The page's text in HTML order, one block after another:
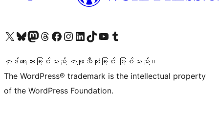
ကျွန်ုပ်တို့၏ X (ယခင် Twitter) အကောင့်သို့ သွားရောက်ကြည့်ရှုပါကျွန်ုပ်တို့၏ Bluesky အကောင့်သို့ ဝင်ရောက်ကြည့်ရှုရန်
ကျွန်ုပ်တို့၏ Mastodon အကောင့်သို့ သွားရောက်ကြည့်ရှုပါကျွန်ုပ်တို့၏ Threads အကောင့်သို့ ဝင်ရောက်ကြည့်ရှုရန်
ကျွန်ုပ်တို့၏ Facebook စာမျက်နှာသို့ သွားရောက်ကြည့်ရှုပါကျွန်ုပ်တို့၏ Instagram အကောင့်သို့ သွားရောက်ကြည့်ရှုပါ ကျွန်ုပ်တို့၏ LinkedIn အကောင့်သို့ သွားရောက်ကြည့်ရှုပါကျွန်ုပ်တို့၏ TikTok အကောင့်သို့ ဝင်ရောက်ကြည့်ရှုရန်
ကျွန်ုပ်တို့၏ YouTube ချန်နယ်သို့ သွားရောက်ကြည့်ရှုပါ ကျွန်ုပ်တို့၏ Tumblr အကောင့်သို့ ဝင်ရောက်ကြည့်ရှုရန်
ကုဒ်ရေးသားခြင်းသည် ကဗျာသီကုံးခြင်း ဖြစ်သည်။
The WordPress® trademark is the intellectual property
of the WordPress Foundation.